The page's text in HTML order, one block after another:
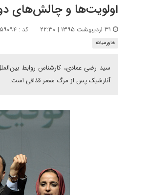
اولویت‏‌ها و چالش‌‏های
کد : ۱۹۵۹۰۹۴
خاورمیانه
سید رضی عمادی، کارشناس روابط
آنارشیک پس از مرگ معمر قذافی است.